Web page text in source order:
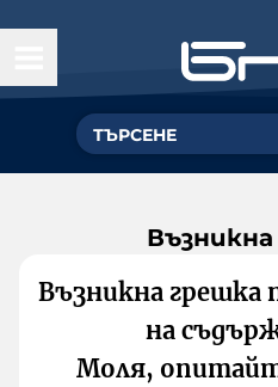
Възникна грешка
на
Моля,